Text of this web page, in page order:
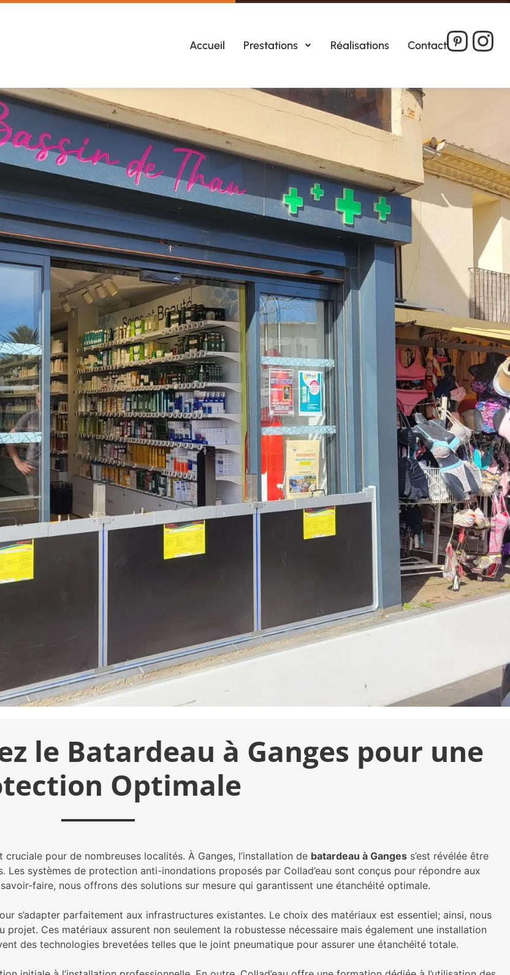
Accueil Prestations Réalisations Contact
le Batardeau à Ganges pour une
Optimale
pour de nombreuses localités. À Ganges, l’installation de batardeau à Ganges s’est révélée être
systèmes de protection anti-inondations proposés par Collad’eau sont conçus pour répondre aux
faire, nous offrons des solutions sur mesure qui garantissent une étanchéité optimale.
s’adapter parfaitement aux infrastructures existantes. Le choix des matériaux est essentiel; ainsi, nous
projet. Ces matériaux assurent non seulement la robustesse nécessaire mais également une installation
des technologies brevetées telles que le joint pneumatique pour assurer une étanchéité totale.